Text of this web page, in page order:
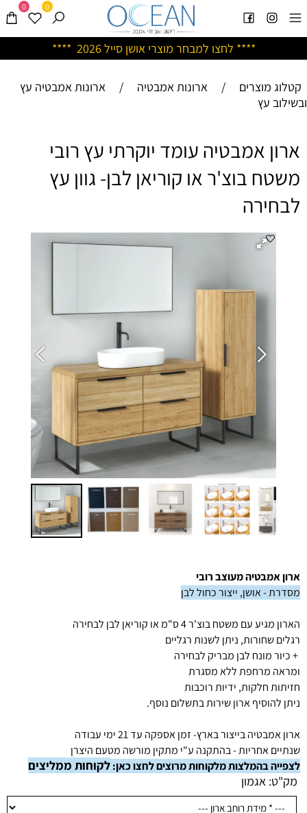
**** לחצו למבחר מוצרי אושן סייל 2026 ****
0 0
קטלוג מוצרים / ארונות אמבטיה /
ארונות אמבטיה עץ
ובשילוב עץ
ארון אמבטיה עומד יוקרתי עץ רובי
משטח בוצ'ר או קוריאן לבן- גוון עץ
לבחירה
ארון אמבטיה מעוצב רובי
מסדרת - אושן, ייצור כחול לבן
הארון מגיע עם משטח בוצ'ר 4 ס"מ או קוריאן לבן לבחירה
רגלים שחורות, ניתן לשנות רגליים
+ כיור מונח לבן מבריק לבחירה
ומראה מרחפת ללא מסגרת
חזיתות חלקות, ידיות רוכבות
ניתן להוסיף ארון שירות בתשלום נוסף.
ארון אמבטיה בייצור בארץ- זמן אספקה עד 21 ימי עבודה
שנתיים אחריות - בהתקנה ע"י מתקין מורשה מטעם היצרן
לצפייה בהמלצות מלקוחות מרוצים לחצו כאן:לקוחות ממליצים
מק"ט: אגמון